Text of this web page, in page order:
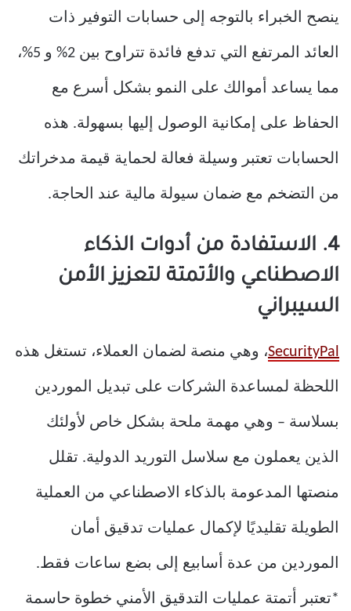
ينصح الخبراء بالتوجه إلى حسابات التوفير ذات
العائد المرتفع التي تدفع فائدة تتراوح بين 2% و 5%،
مما يساعد أموالك على النمو بشكل أسرع مع
الحفاظ على إمكانية الوصول إليها بسهولة. هذه
الحسابات تعتبر وسيلة فعالة لحماية قيمة مدخراتك
من التضخم مع ضمان سيولة مالية عند الحاجة.
4. الاستفادة من أدوات الذكاء
الاصطناعي والأتمتة لتعزيز الأمن
السيبراني
SecurityPal، وهي منصة لضمان العملاء، تستغل هذه
اللحظة لمساعدة الشركات على تبديل الموردين
بسلاسة – وهي مهمة ملحة بشكل خاص لأولئك
الذين يعملون مع سلاسل التوريد الدولية. تقلل
منصتها المدعومة بالذكاء الاصطناعي من العملية
الطويلة تقليديًا لإكمال عمليات تدقيق أمان
الموردين من عدة أسابيع إلى بضع ساعات فقط.
*تعتبر أتمتة عمليات التدقيق الأمني خطوة حاسمة